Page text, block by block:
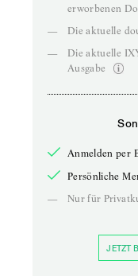
erworbenen
—
Die aktuelle
—
Die aktuelle
Ausgabe
Anmelden per
Persönliche
—
Nur für
JETZT